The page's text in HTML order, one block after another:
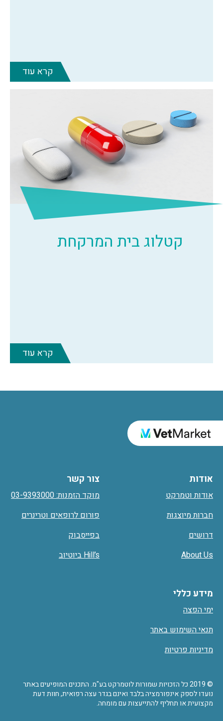
קרא עוד
קטלוג בית המרקחת
קרא עוד
אודות
אודות וטמרקט
חברות מיוצגות
דרושים
About Us
מידע כללי
ימי הפצה
תנאי השימוש באתר
מדיניות פרטיות
צור קשר
מוקד הזמנות: 03-9393000
פורום לרופאים וטרינרים
בפייסבוק
Hill’s ביוטיוב
© 2019 כל הזכויות שמורות לוטמרקט בע"מ. התכנים המופיעים באתר
נועדו לספק אינפורמציה בלבד ואינם בגדר עצה רפואית, חוות דעת
מקצועית או תחליף להתייעצות עם מומחה.